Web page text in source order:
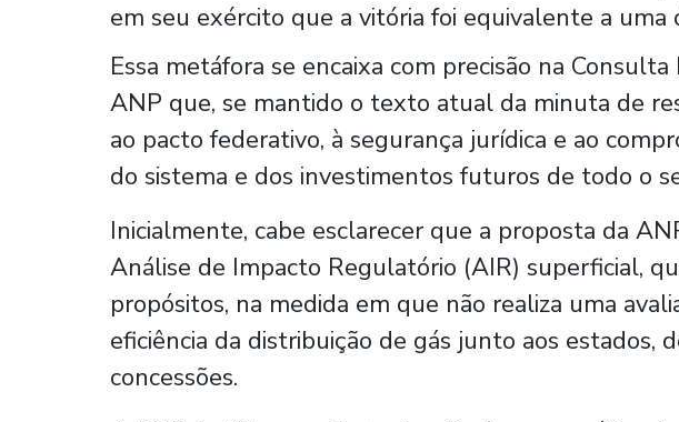
em seu exército que a vitória foi equivalente a uma
Essa metáfora se encaixa com precisão na
ANP que, se mantido o texto atual da minuta de
ao pacto federativo, à segurança jurídica e ao
do sistema e dos investimentos futuros de todo o
Inicialmente, cabe esclarecer que a proposta da
Análise de Impacto Regulatório (AIR) superficial,
propósitos, na medida em que não realiza uma
eficiência da distribuição de gás junto aos estados,
concessões.